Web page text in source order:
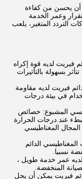
أن يحسن من كفاءة
وعمر الخدمة
التردد المتغير، يلعب
فيريت لديه قوة إكراه
بسهولة بالتأثيرات
فيريت لديه مقاومة
في بيئة درجات
المشبوع: خصائص
عند درجات الحرارة
المجال المغناطيسي
المغناطيسي الدائم
نسبيا.
عمر خدمة طويل ،
المنخفضة.
فيريت يمكن أن يحل